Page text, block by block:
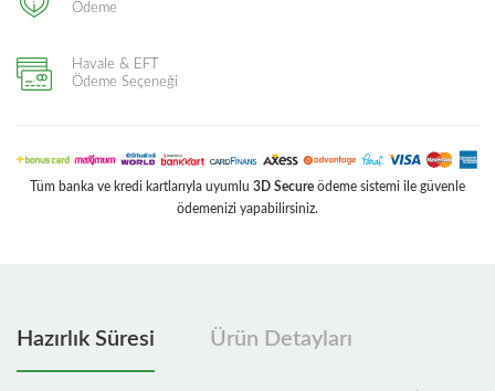
Ödeme
Havale & EFT
Ödeme Seçeneği
Tüm banka ve kredi kartlarıyla uyumlu 3D Secure ödeme sistemi ile güvenle
ödemenizi yapabilirsiniz.
Hazırlık Süresi Ürün Detayları